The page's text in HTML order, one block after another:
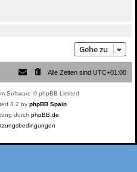
Gehe zu
Alle Zeiten sind UTC+01:00
Software © phpBB Limited
3.2 by phpBB Spain
durch phpBB.de